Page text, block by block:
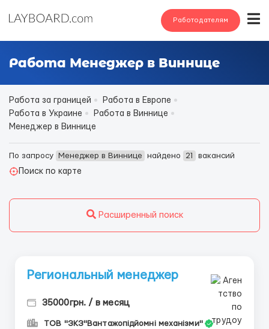
Работодателям
Работа Менеджер в Виннице
Работа за границей
Работа в Европе
Работа в Украине
Работа в Виннице
Менеджер в Виннице
По запросу Менеджер в Виннице найдено 21
вакансий
Поиск по карте
Расширенный поиск
Региональный менеджер
35000грн. / в месяц
ТОВ "ЗКЗ"Вантажопідйомні механізми"